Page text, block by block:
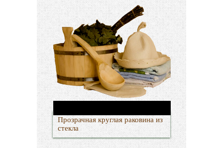
Прозрачная круглая раковина из
стекла